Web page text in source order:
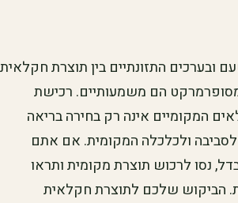
ובערכים התזונתיים בין תוצרת חקלאית
הם משמעותיים. רכישת
המקומיים אינה רק בחירה בריאה
ולכלכלה המקומית. אם אתם
נסו לרכוש תוצרת מקומית ותראו
הביקוש שלכם לתוצרת חקלאית